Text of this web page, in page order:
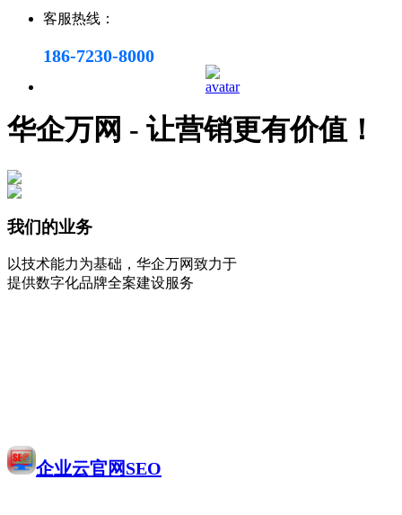
客服热线：
186-7230-8000
华企万网 - 让营销更有价值！
我们的业务
以技术能力为基础，华企万网致力于
提供数字化品牌全案建设服务
企业云官网SEO